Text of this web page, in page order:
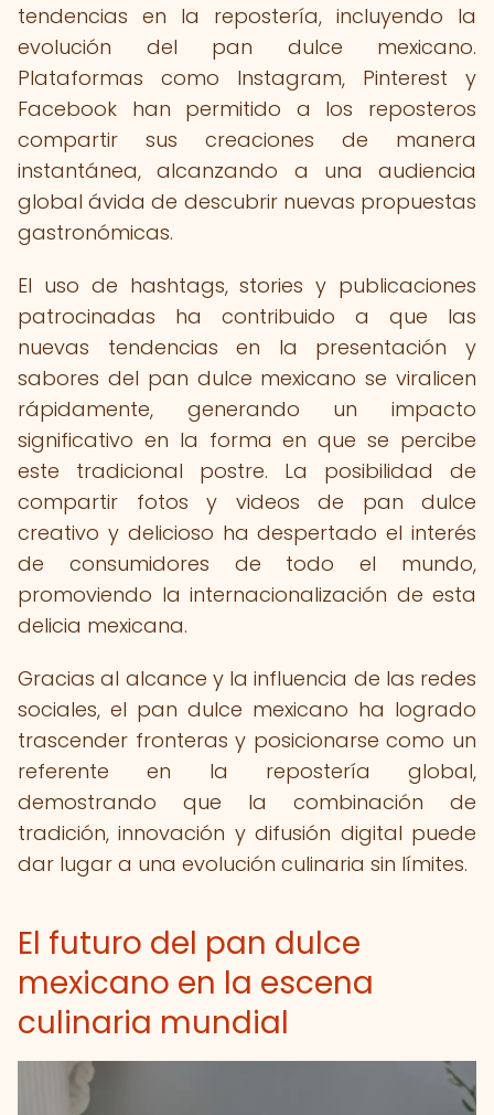
tendencias en la repostería, incluyendo la
evolución del pan dulce mexicano.
Plataformas como Instagram, Pinterest y
Facebook han permitido a los reposteros
compartir sus creaciones de manera
instantánea, alcanzando a una audiencia
global ávida de descubrir nuevas propuestas
gastronómicas.
El uso de hashtags, stories y publicaciones
patrocinadas ha contribuido a que las
nuevas tendencias en la presentación y
sabores del pan dulce mexicano se viralicen
rápidamente, generando un impacto
significativo en la forma en que se percibe
este tradicional postre. La posibilidad de
compartir fotos y videos de pan dulce
creativo y delicioso ha despertado el interés
de consumidores de todo el mundo,
promoviendo la internacionalización de esta
delicia mexicana.
Gracias al alcance y la influencia de las redes
sociales, el pan dulce mexicano ha logrado
trascender fronteras y posicionarse como un
referente en la repostería global,
demostrando que la combinación de
tradición, innovación y difusión digital puede
dar lugar a una evolución culinaria sin límites.
El futuro del pan dulce
mexicano en la escena
culinaria mundial